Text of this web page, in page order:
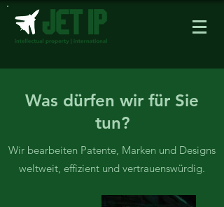
Was dürfen wir für Sie
tun?
Wir bearbeiten Patente, Marken und Designs
weltweit, effizient und vertrauenswürdig.